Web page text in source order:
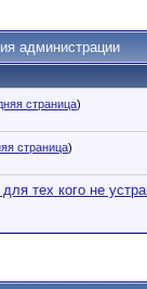
администрации
страница)
страница)
тех кого не